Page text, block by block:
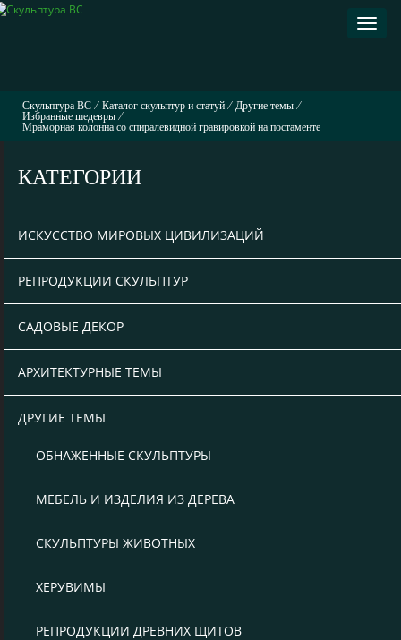
Скульптура ВС ⁄ Каталог скульптур и статуй ⁄ Другие темы ⁄
Избранные шедевры ⁄
Мраморная колонна со спиралевидной гравировкой на постаменте
КАТЕГОРИИ
ИСКУССТВО МИРОВЫХ ЦИВИЛИЗАЦИЙ
РЕПРОДУКЦИИ СКУЛЬПТУР
САДОВЫЕ ДЕКОР
АРХИТЕКТУРНЫЕ ТЕМЫ
ДРУГИЕ ТЕМЫ
ОБНАЖЕННЫЕ СКУЛЬПТУРЫ
МЕБЕЛЬ И ИЗДЕЛИЯ ИЗ ДЕРЕВА
СКУЛЬПТУРЫ ЖИВОТНЫХ
ХЕРУВИМЫ
РЕПРОДУКЦИИ ДРЕВНИХ ЩИТОВ